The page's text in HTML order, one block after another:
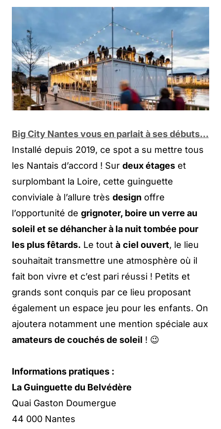
Big City Nantes vous en parlait à ses débuts…
Installé depuis 2019, ce spot a su mettre tous
les Nantais d’accord ! Sur deux étages et
surplombant la Loire, cette guinguette
conviviale à l’allure très design offre
l’opportunité de grignoter, boire un verre au
soleil et se déhancher à la nuit tombée pour
les plus fêtards. Le tout à ciel ouvert, le lieu
souhaitait transmettre une atmosphère où il
fait bon vivre et c’est pari réussi ! Petits et
grands sont conquis par ce lieu proposant
également un espace jeu pour les enfants. On
ajoutera notamment une mention spéciale aux
amateurs de couchés de soleil ! 😉
Informations pratiques :
La Guinguette du Belvédère
Quai Gaston Doumergue
44 000 Nantes